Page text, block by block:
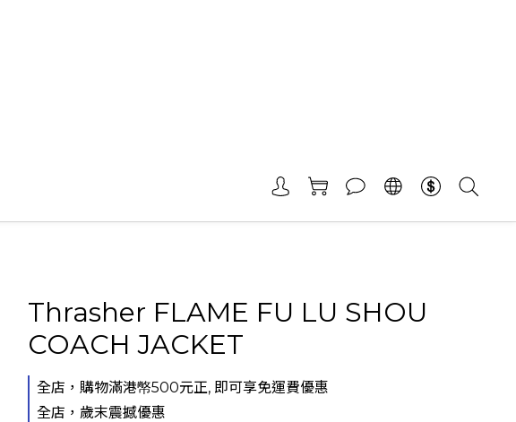
Thrasher FLAME FU LU SHOU
COACH JACKET
全店，購物滿港幤500元正, 即可享免運費優惠
全店，歲末震撼優惠